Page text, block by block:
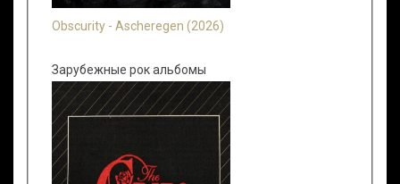
Obscurity - Ascheregen (2026)
Зарубежные рок альбомы